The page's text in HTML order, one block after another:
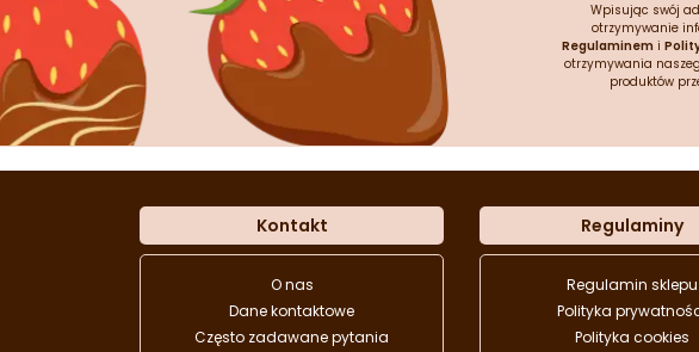
Wpisując swój
otrzymywanie
Regulaminem i
otrzymywania
produktów
Kontakt
O nas
Dane kontaktowe
Często zadawane pytania
Regulaminy
Regulamin sklepu
Polityka
Polityka cookies